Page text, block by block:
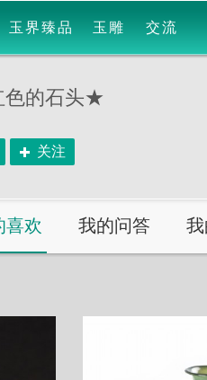
玉界臻品 玉雕 交流
的石头★
关注
喜欢 我的问答